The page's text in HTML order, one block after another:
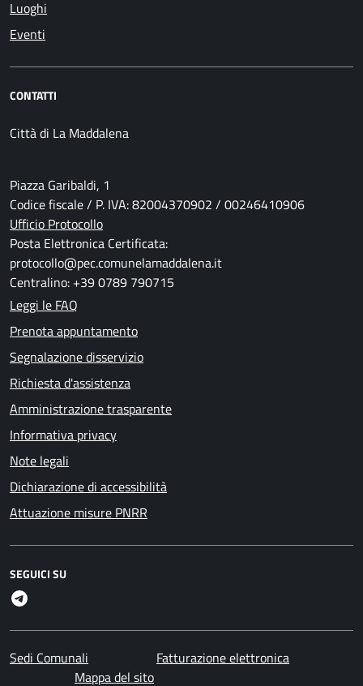
Luoghi
Eventi
CONTATTI
Città di La Maddalena
Piazza Garibaldi, 1
Codice fiscale / P. IVA: 82004370902 / 00246410906
Ufficio Protocollo
Posta Elettronica Certificata:
protocollo@pec.comunelamaddalena.it
Centralino: +39 0789 790715
Leggi le FAQ
Prenota appuntamento
Segnalazione disservizio
Richiesta d'assistenza
Amministrazione trasparente
Informativa privacy
Note legali
Dichiarazione di accessibilità
Attuazione misure PNRR
SEGUICI SU
Sedi Comunali
Fatturazione elettronica
Mappa del sito